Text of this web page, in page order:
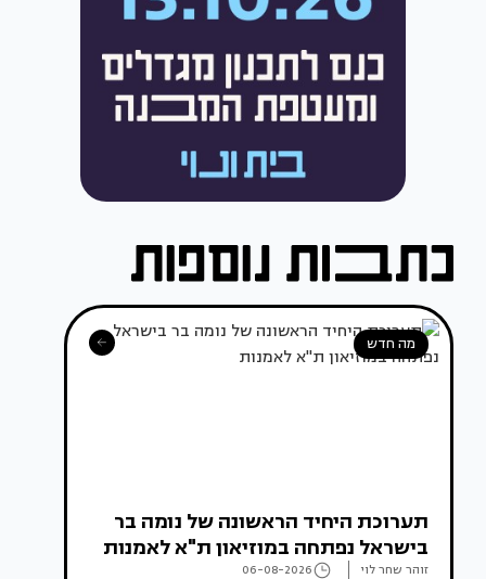
מה חדש
תערוכת היחיד הראשונה של נומה בר
בישראל נפתחה במוזיאון ת"א לאמנות
זוהר שחר לוי 06-08-2026